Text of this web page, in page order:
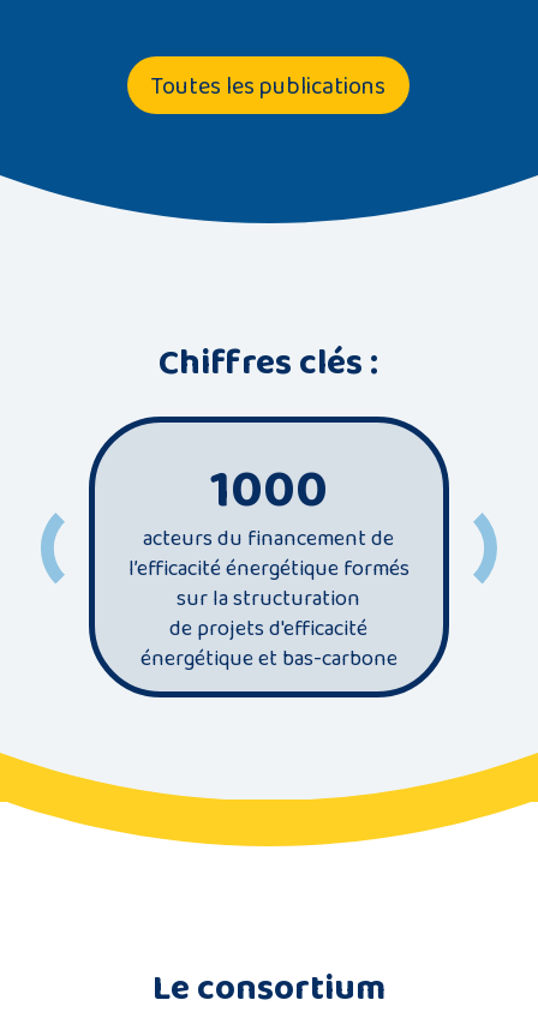
Toutes les publications
Chiffres clés :
1000
acteurs du financement de
l’efficacité énergétique formés
sur la structuration
de projets d'efficacité
énergétique et bas-carbone
Le consortium